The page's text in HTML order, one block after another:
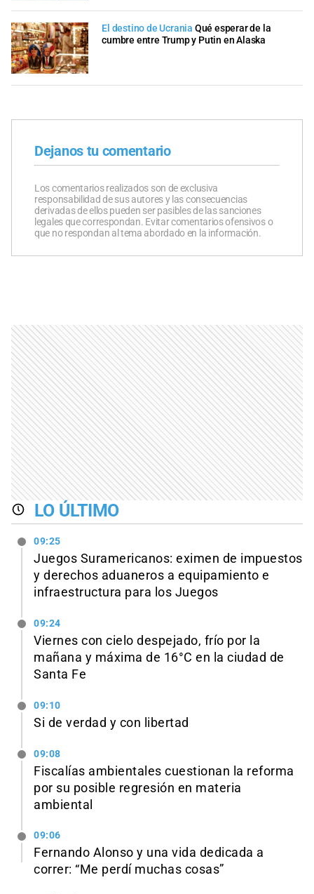
El destino de Ucrania Qué esperar de la
cumbre entre Trump y Putin en Alaska
Dejanos tu comentario
Los comentarios realizados son de exclusiva
responsabilidad de sus autores y las consecuencias
derivadas de ellos pueden ser pasibles de las sanciones
legales que correspondan. Evitar comentarios ofensivos o
que no respondan al tema abordado en la información.
LO ÚLTIMO
09:25
Juegos Suramericanos: eximen de impuestos
y derechos aduaneros a equipamiento e
infraestructura para los Juegos
09:24
Viernes con cielo despejado, frío por la
mañana y máxima de 16°C en la ciudad de
Santa Fe
09:10
Si de verdad y con libertad
09:08
Fiscalías ambientales cuestionan la reforma
por su posible regresión en materia
ambiental
09:06
Fernando Alonso y una vida dedicada a
correr: “Me perdí muchas cosas”